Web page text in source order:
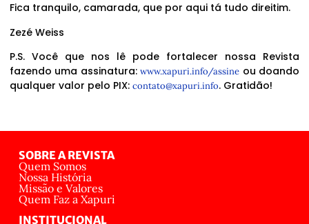
Fica tranquilo, camarada, que por aqui tá tudo direitim.
Zezé Weiss
P.S. Você que nos lê pode fortalecer nossa Revista
fazendo uma assinatura:www.xapuri.info/assine ou doando
qualquer valor pelo PIX: contato@xapuri.info. Gratidão!
SOBRE A REVISTA
Quem Somos
Nossa História
Missão e Valores
Quem Faz a Xapuri
INSTITUCIONAL